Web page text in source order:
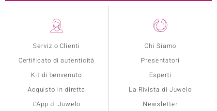
Servizio Clienti
Certificato di autenticità
Kit di benvenuto
Acquisto in diretta
L'App di Juwelo
Chi Siamo
Presentatori
Esperti
La Rivista di Juwelo
Newsletter